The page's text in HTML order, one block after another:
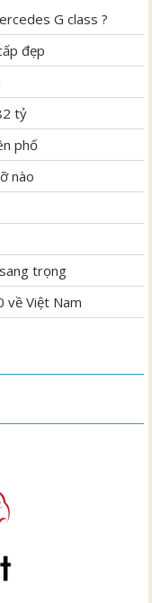
G class ?
đẹp
tỷ
phố
nào
trọng
về Việt Nam